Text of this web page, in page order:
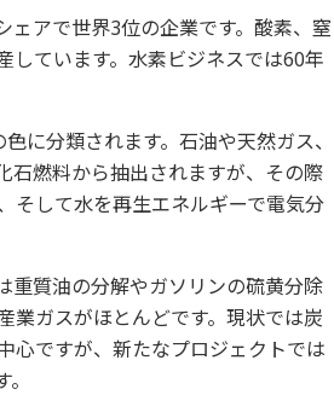
ェアで世界3位の企業です。酸素、窒
しています。水素ビジネスでは60年
に分類されます。石油や天然ガス、
石燃料から抽出されますが、その際
そして水を再生エネルギーで電気分
重質油の分解やガソリンの硫黄分除
業ガスがほとんどです。現状では炭
心ですが、新たなプロジェクトでは